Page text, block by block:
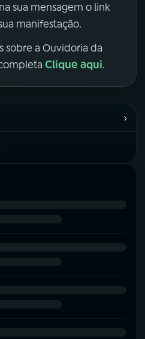
sua mensagem o link
manifestação.
sobre a Ouvidoria da
Clique aqui.
›